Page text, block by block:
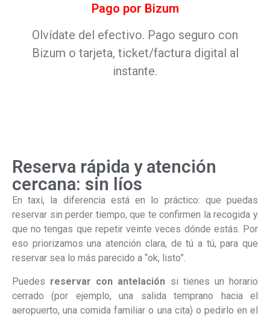
Pago por Bizum
Olvídate del efectivo. Pago seguro con
Bizum o tarjeta, ticket/factura digital al
instante.
Reserva rápida y atención
cercana: sin líos
En taxi, la diferencia está en lo práctico: que puedas
reservar sin perder tiempo, que te confirmen la recogida y
que no tengas que repetir veinte veces dónde estás. Por
eso priorizamos una atención clara, de tú a tú, para que
reservar sea lo más parecido a “ok, listo”.
Puedes reservar con antelación si tienes un horario
cerrado (por ejemplo, una salida temprano hacia el
aeropuerto, una comida familiar o una cita) o pedirlo en el